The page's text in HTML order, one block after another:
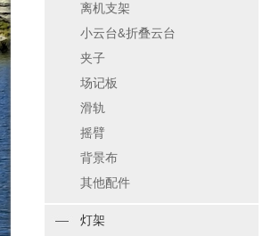
离机支架
小云台&折叠云台
夹子
场记板
滑轨
摇臂
背景布
其他配件
灯架